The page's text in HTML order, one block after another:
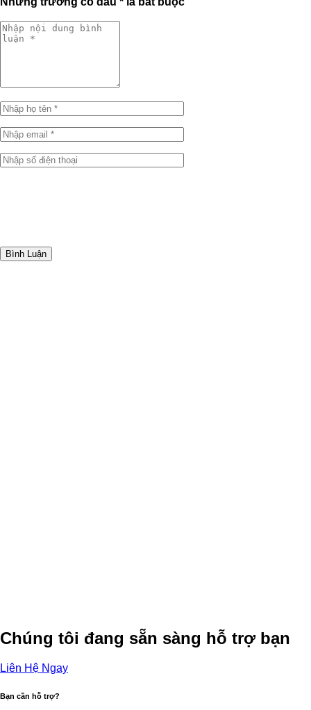
Bình Luận
Chúng tôi đang sẵn sàng hỗ trợ bạn
Liên Hệ Ngay
Bạn cần hỗ trợ?